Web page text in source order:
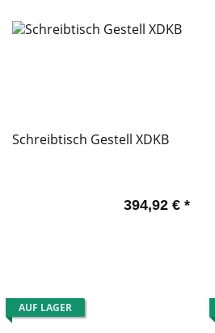
Schreibtisch Gestell XDKB
394,92 € *
AUF LAGER